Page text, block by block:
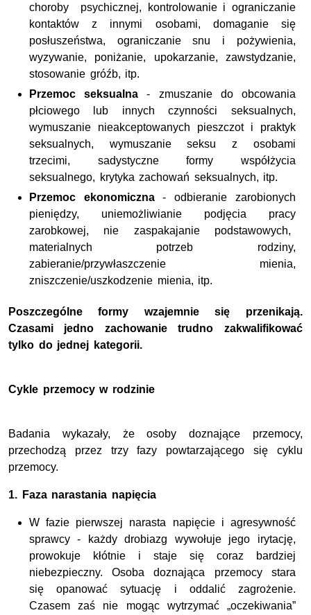
choroby psychicznej, kontrolowanie i ograniczanie
kontaktów z innymi osobami, domaganie się
posłuszeństwa, ograniczanie snu i pożywienia,
wyzywanie, poniżanie, upokarzanie, zawstydzanie,
stosowanie gróźb, itp.
Przemoc seksualna - zmuszanie do obcowania
płciowego lub innych czynności seksualnych,
wymuszanie nieakceptowanych pieszczot i praktyk
seksualnych, wymuszanie seksu z osobami
trzecimi, sadystyczne formy współżycia
seksualnego, krytyka zachowań seksualnych, itp.
Przemoc ekonomiczna- odbieranie zarobionych
pieniędzy, uniemożliwianie podjęcia pracy
zarobkowej, nie zaspakajanie podstawowych,
materialnych potrzeb rodziny,
zabieranie/przywłaszczenie mienia,
zniszczenie/uszkodzenie mienia, itp.
Poszczególne formy wzajemnie się przenikają.
Czasami jedno zachowanie trudno zakwalifikować
tylko do jednej kategorii.
Cykle przemocy w rodzinie
Badania wykazały, że osoby doznające przemocy,
przechodzą przez trzy fazy powtarzającego się cyklu
przemocy.
1. Faza narastania napięcia
W fazie pierwszej narasta napięcie i agresywność
sprawcy - każdy drobiazg wywołuje jego irytację,
prowokuje kłótnie i staje się coraz bardziej
niebezpieczny. Osoba doznająca przemocy stara
się opanować sytuację i oddalić zagrożenie.
Czasem zaś nie mogąc wytrzymać „oczekiwania”